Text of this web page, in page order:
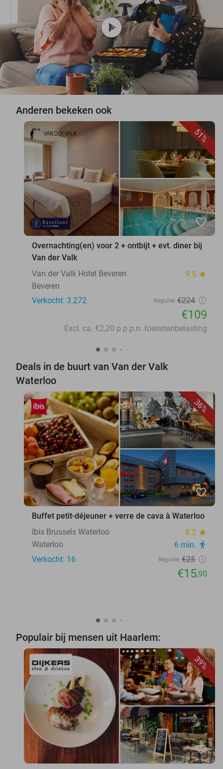
play_circle
Anderen bekeken ook
51%
favorite_border
Overnachting(en) voor 2 + ontbijt + evt. diner bij
Van der Valk
Van der Valk Hotel Beveren
9.5 star
Beveren
Verkocht: 3.272
Regulier €224
€109
Excl. ca. €2,20 p.p.p.n. toeristenbelasting
Deals in de buurt van Van der Valk
Waterloo
36%
favorite_border
Buffet petit-déjeuner + verre de cava à Waterloo
Ibis Brussels Waterloo
8.2 star
Waterloo 6 min. directions_walk
Verkocht: 16 Regulier €25
€15,90
Populair bij mensen uit Haarlem:
39%
favorite_border